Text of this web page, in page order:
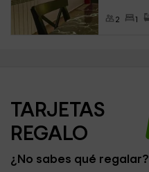
2 1
TARJETAS
REGALO
¿No sabes qué regalar?